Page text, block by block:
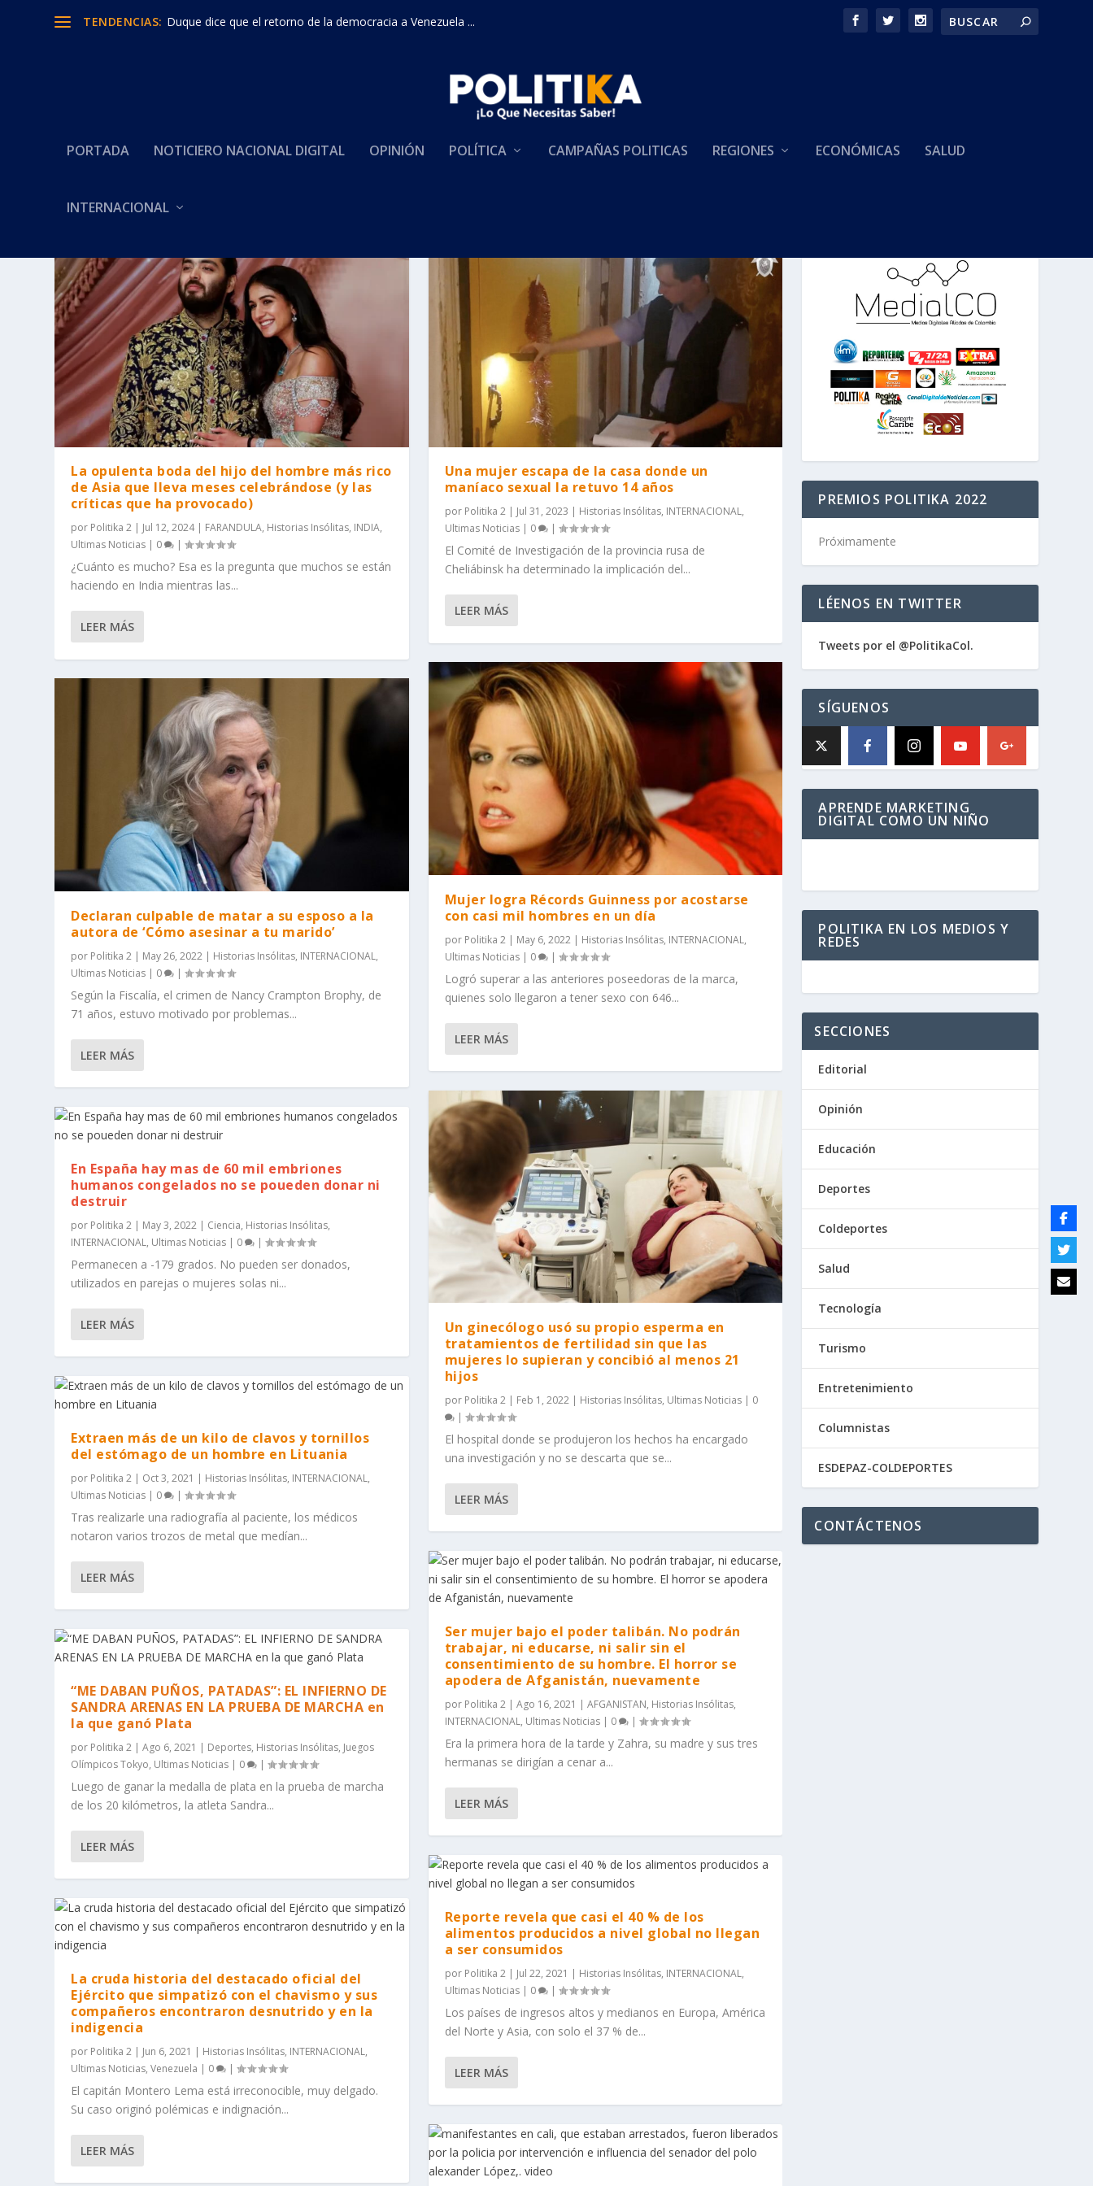
TENDENCIAS: Duque dice que el retorno de la democracia a Venezuela ...
PORTADA NOTICIERO NACIONAL DIGITAL OPINIÓN POLÍTICA CAMPAÑAS POLITICAS REGIONES ECONÓMICAS SALUD
INTERNACIONAL
Categoría: Historias Insólitas
La opulenta boda del hijo del hombre más rico
de Asia que lleva meses celebrándose (y las
críticas que ha provocado)
por Politika 2 | Jul 12, 2024| FARANDULA, Historias Insólitas, INDIA,
Ultimas Noticias | 0 |
¿Cuánto es mucho? Esa es la pregunta que muchos se están
haciendo en India mientras las...
LEER MÁS
Declaran culpable de matar a su esposo a la
autora de ‘Cómo asesinar a tu marido’
por Politika 2 | May 26, 2022 | Historias Insólitas, INTERNACIONAL,
Ultimas Noticias | 0 |
Según la Fiscalía, el crimen de Nancy Crampton Brophy, de
71 años, estuvo motivado por problemas...
LEER MÁS
En España hay mas de 60 mil embriones
humanos congelados no se poueden donar ni
destruir
por Politika 2 | May 3, 2022 | Ciencia, Historias Insólitas,
INTERNACIONAL, Ultimas Noticias | 0 |
Permanecen a -179 grados. No pueden ser donados,
utilizados en parejas o mujeres solas ni...
LEER MÁS
Extraen más de un kilo de clavos y tornillos
del estómago de un hombre en Lituania
por Politika 2 | Oct 3, 2021 | Historias Insólitas, INTERNACIONAL,
Ultimas Noticias | 0 |
Tras realizarle una radiografía al paciente, los médicos
notaron varios trozos de metal que medían...
LEER MÁS
“ME DABAN PUÑOS, PATADAS”: EL INFIERNO DE
SANDRA ARENAS EN LA PRUEBA DE MARCHA en
la que ganó Plata
por Politika 2 |Ago 6, 2021 | Deportes, Historias Insólitas, Juegos
Olímpicos Tokyo, Ultimas Noticias | 0 |
Luego de ganar la medalla de plata en la prueba de marcha
de los 20 kilómetros, la atleta Sandra...
LEER MÁS
La cruda historia del destacado oficial del
Ejército que simpatizó con el chavismo y sus
compañeros encontraron desnutrido y en la
indigencia
por Politika 2 | Jun 6, 2021 | Historias Insólitas, INTERNACIONAL,
Ultimas Noticias,Venezuela | 0 |
El capitán Montero Lema está irreconocible, muy delgado.
Su caso originó polémicas e indignación...
LEER MÁS
Una mujer escapa de la casa donde un
maníaco sexual la retuvo 14 años
por Politika 2| Jul 31, 2023 | Historias Insólitas, INTERNACIONAL,
Ultimas Noticias| 0 |
El Comité de Investigación de la provincia rusa de
Cheliábinsk ha determinado la implicación del...
LEER MÁS
Mujer logra Récords Guinness por acostarse
con casi mil hombres en un día
por Politika 2| May 6, 2022| Historias Insólitas, INTERNACIONAL,
Ultimas Noticias| 0 |
Logró superar a las anteriores poseedoras de la marca,
quienes solo llegaron a tener sexo con 646...
LEER MÁS
Un ginecólogo usó su propio esperma en
tratamientos de fertilidad sin que las
mujeres lo supieran y concibió al menos 21
hijos
por Politika 2| Feb 1, 2022| Historias Insólitas, Ultimas Noticias| 0
|
El hospital donde se produjeron los hechos ha encargado
una investigación y no se descarta que se...
LEER MÁS
Ser mujer bajo el poder talibán. No podrán
trabajar, ni educarse, ni salir sin el
consentimiento de su hombre. El horror se
apodera de Afganistán, nuevamente
por Politika 2| Ago 16, 2021 | AFGANISTAN, Historias Insólitas,
INTERNACIONAL, Ultimas Noticias| 0 |
Era la primera hora de la tarde y Zahra, su madre y sus tres
hermanas se dirigían a cenar a...
LEER MÁS
Reporte revela que casi el 40 % de los
alimentos producidos a nivel global no llegan
a ser consumidos
por Politika 2| Jul 22, 2021 | Historias Insólitas, INTERNACIONAL,
Ultimas Noticias| 0 |
Los países de ingresos altos y medianos en Europa, América
del Norte y Asia, con solo el 37 % de...
LEER MÁS
PREMIOS POLITIKA 2022
Próximamente
LÉENOS EN TWITTER
Tweets por el @PolitikaCol.
SÍGUENOS
APRENDE MARKETING
DIGITAL COMO UN NIÑO
POLITIKA EN LOS MEDIOS Y
REDES
SECCIONES
Editorial
Opinión
Educación
Deportes
Coldeportes
Salud
Tecnología
Turismo
Entretenimiento
Columnistas
ESDEPAZ-COLDEPORTES
CONTÁCTENOS